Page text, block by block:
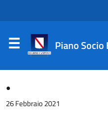
Piano
●
26 Febbraio 2021